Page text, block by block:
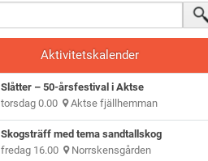
Aktivitetskalender
Slåtter – 50-årsfestival i Aktse
torsdag 0.00 Aktse fjällhemman
Skogsträff med tema sandtallskog
fredag 16.00 Norrskensgården